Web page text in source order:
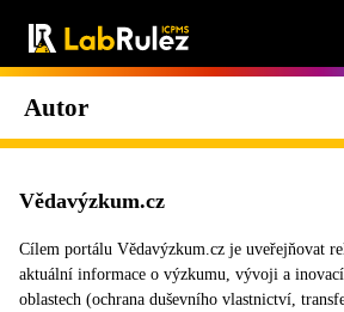
Autor
Vědavýzkum.cz
Cílem portálu Vědavýzkum.cz je uveřejňovat
aktuální informace o výzkumu, vývoji a
oblastech (ochrana duševního vlastnictví,